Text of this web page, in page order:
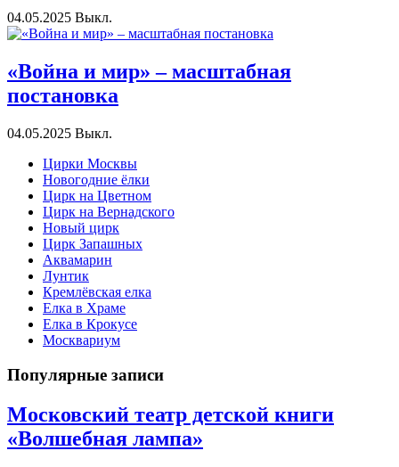
04.05.2025 Выкл.
«Война и мир» – масштабная
постановка
04.05.2025 Выкл.
Цирки Москвы
Новогодние ёлки
Цирк на Цветном
Цирк на Вернадского
Новый цирк
Цирк Запашных
Аквамарин
Лунтик
Кремлёвская елка
Елка в Храме
Елка в Крокусе
Москвариум
Популярные записи
Московский театр детской книги
«Волшебная лампа»